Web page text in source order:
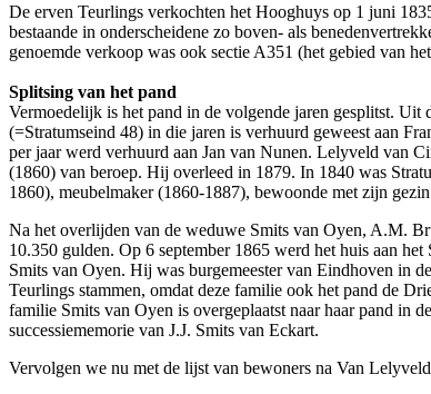
De erven Teurlings verkochten het Hooghuys op 1 juni
bestaande in onderscheidene zo boven- als
genoemde verkoop was ook sectie A351 (het gebied van
Splitsing van het pand
Vermoedelijk is het pand in de volgende jaren gesplitst.
(=Stratumseind 48) in die jaren is verhuurd geweest aan
per jaar werd verhuurd aan Jan van Nunen. Lelyveld van
(1860) van beroep. Hij overleed in 1879. In 1840 was
1860), meubelmaker (1860-1887), bewoonde met zijn
Na het overlijden van de weduwe Smits van Oyen, A.M.
10.350 gulden. Op 6 september 1865 werd het huis aan
Smits van Oyen. Hij was burgemeester van Eindhoven in
Teurlings stammen, omdat deze familie ook het pand de
familie Smits van Oyen is overgeplaatst naar haar pand in
successiememorie van J.J. Smits van Eckart.
Vervolgen we nu met de lijst van bewoners na Van